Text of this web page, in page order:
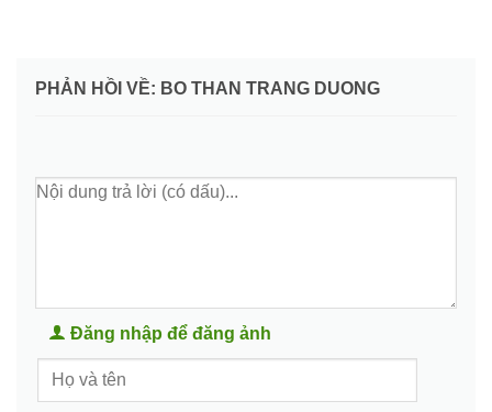
PHẢN HỒI VỀ: BO THAN TRANG DUONG
Đăng nhập để đăng ảnh